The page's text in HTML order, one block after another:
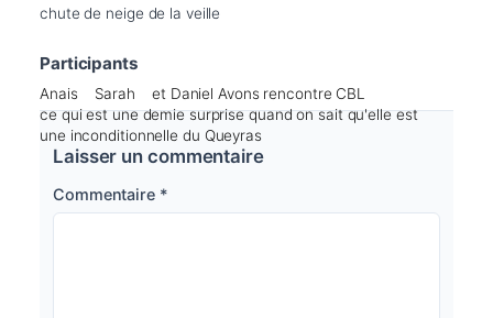
chute de neige de la veille
Participants
Anais Sarah
et Daniel Avons rencontre CBL
ce qui est une demie surprise quand on sait qu'elle est
une inconditionnelle du Queyras
Laisser un commentaire
Commentaire *